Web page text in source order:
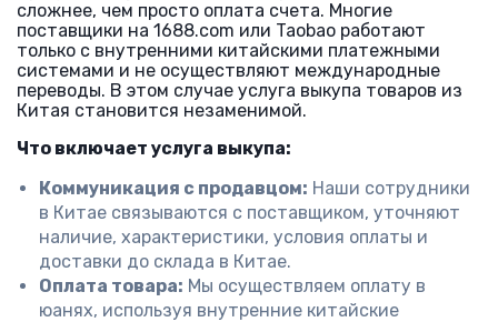
сложнее, чем просто оплата счета. Многие
поставщики на 1688.com или Taobao работают
только с внутренними китайскими платежными
системами и не осуществляют международные
переводы. В этом случае услуга выкупа товаров из
Китая становится незаменимой.
Что включает услуга выкупа:
Коммуникация с продавцом: Наши сотрудники
в Китае связываются с поставщиком, уточняют
наличие, характеристики, условия оплаты и
доставки до склада в Китае.
Оплата товара: Мы осуществляем оплату в
юанях, используя внутренние китайские